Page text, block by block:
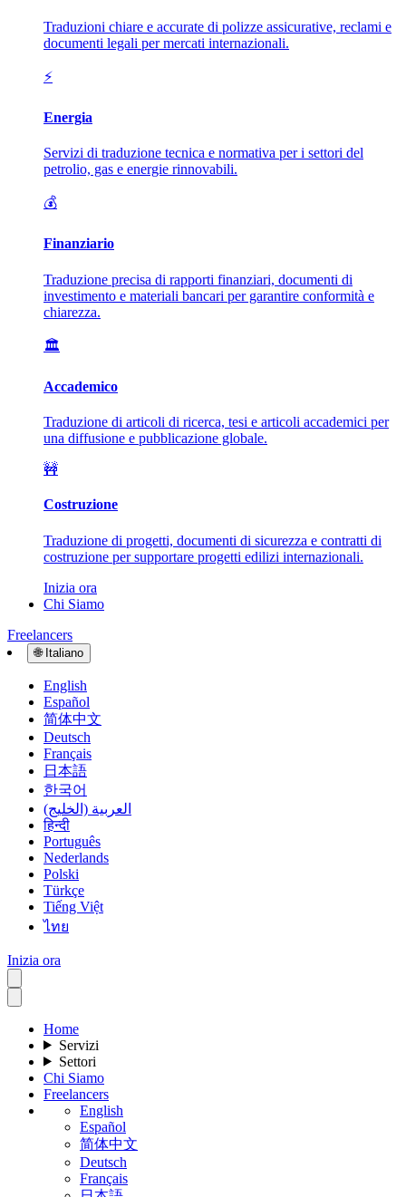
Traduzioni chiare e accurate di polizze assicurative, reclami e
documenti legali per mercati internazionali.
⚡
Energia
Servizi di traduzione tecnica e normativa per i settori del
petrolio, gas e energie rinnovabili.
💰
Finanziario
Traduzione precisa di rapporti finanziari, documenti di
investimento e materiali bancari per garantire conformità e
chiarezza.
🏛️
Accademico
Traduzione di articoli di ricerca, tesi e articoli accademici per
una diffusione e pubblicazione globale.
🚧
Costruzione
Traduzione di progetti, documenti di sicurezza e contratti di
costruzione per supportare progetti edilizi internazionali.
Inizia ora
Chi Siamo
Freelancers
🌐 Italiano
English
Español
简体中文
Deutsch
Français
日本語
한국어
العربية (الخليج)
हिन्दी
Português
Nederlands
Polski
Türkçe
Tiếng Việt
ไทย
Inizia ora
Home
Servizi
Settori
Chi Siamo
Freelancers
English
Español
简体中文
Deutsch
Français